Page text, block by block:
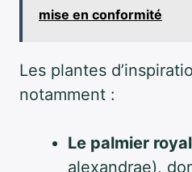
mise en conformité
Les plantes
notamment :
Le palmier royal
alexandrae),